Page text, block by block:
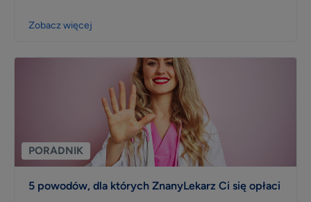
Zobacz więcej
PORADNIK
5 powodów, dla których ZnanyLekarz Ci się opłaci